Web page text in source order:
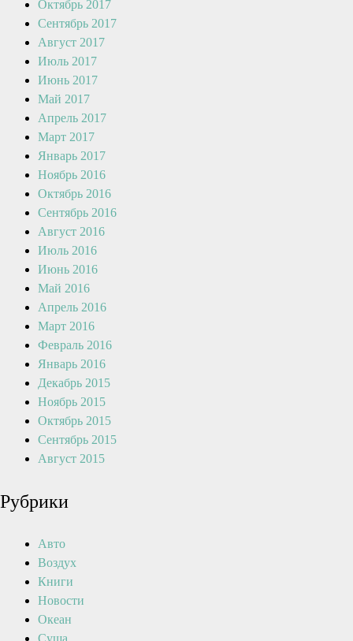
Октябрь 2017
Сентябрь 2017
Август 2017
Июль 2017
Июнь 2017
Май 2017
Апрель 2017
Март 2017
Январь 2017
Ноябрь 2016
Октябрь 2016
Сентябрь 2016
Август 2016
Июль 2016
Июнь 2016
Май 2016
Апрель 2016
Март 2016
Февраль 2016
Январь 2016
Декабрь 2015
Ноябрь 2015
Октябрь 2015
Сентябрь 2015
Август 2015
Рубрики
Авто
Воздух
Книги
Новости
Океан
Суша